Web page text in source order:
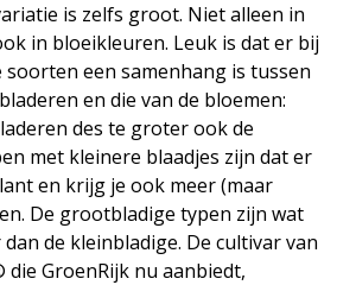
is zelfs groot. Niet alleen in
in bloeikleuren. Leuk is dat er bij
soorten een samenhang is tussen
en die van de bloemen:
des te groter ook de
met kleinere blaadjes zijn dat er
en krijg je ook meer (maar
De grootbladige typen zijn wat
de kleinbladige. De cultivar van
die GroenRijk nu aanbiedt,